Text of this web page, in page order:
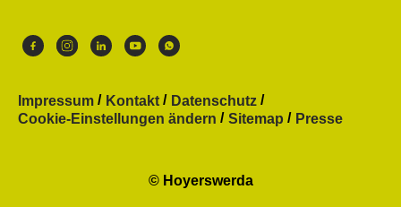
Impressum Kontakt
Datenschutz
Cookie-Einstellungen ändern
Sitemap Presse
© Hoyerswerda